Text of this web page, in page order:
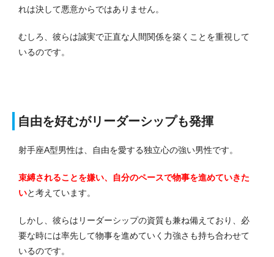
れは決して悪意からではありません。
むしろ、彼らは誠実で正直な人間関係を築くことを重視して
いるのです。
自由を好むがリーダーシップも発揮
射手座A型男性は、自由を愛する独立心の強い男性です。
束縛されることを嫌い、自分のペースで物事を進めていきた
いと考えています。
しかし、彼らはリーダーシップの資質も兼ね備えており、必
要な時には率先して物事を進めていく力強さも持ち合わせて
いるのです。